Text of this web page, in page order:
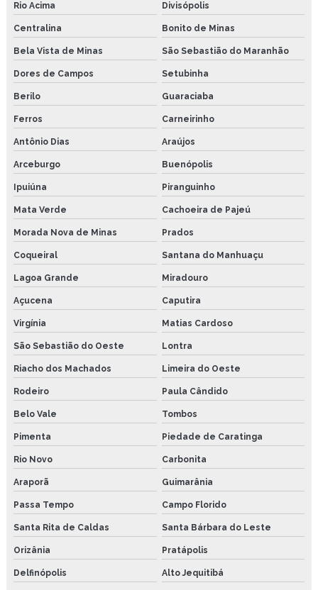
Rio Acima Divisópolis
Centralina Bonito de Minas
Bela Vista de Minas São Sebastião do Maranhão
Dores de Campos Setubinha
Berilo Guaraciaba
Ferros Carneirinho
Antônio Dias Araújos
Arceburgo Buenópolis
Ipuiúna Piranguinho
Mata Verde Cachoeira de Pajeú
Morada Nova de Minas Prados
Coqueiral Santana do Manhuaçu
Lagoa Grande Miradouro
Açucena Caputira
Virgínia Matias Cardoso
São Sebastião do Oeste Lontra
Riacho dos Machados Limeira do Oeste
Rodeiro Paula Cândido
Belo Vale Tombos
Pimenta Piedade de Caratinga
Rio Novo Carbonita
Araporã Guimarânia
Passa Tempo Campo Florido
Santa Rita de Caldas Santa Bárbara do Leste
Orizânia Pratápolis
Delfinópolis Alto Jequitibá